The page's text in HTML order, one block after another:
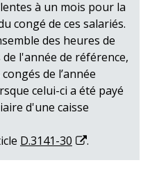
à un mois pour la
congé de ces salariés.
des heures de
l'année de référence,
de l’année
celui-ci a été payé
d'une caisse
D.3141-30 .